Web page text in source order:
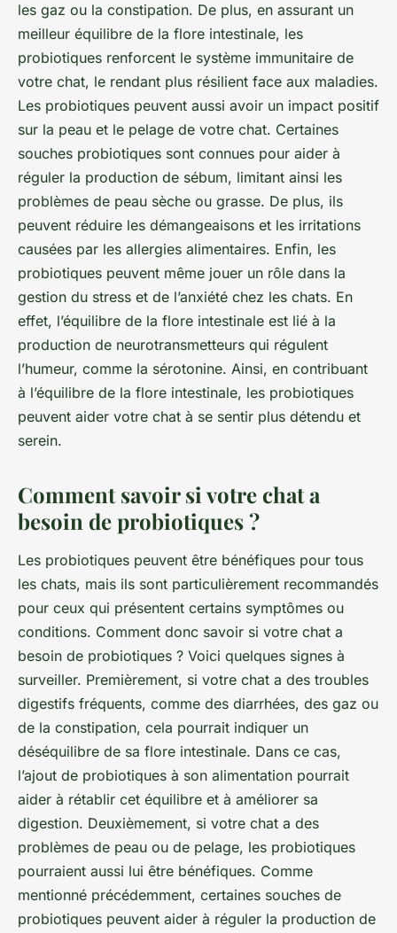
les gaz ou la constipation. De plus, en assurant un
meilleur équilibre de la flore intestinale, les
probiotiques renforcent le système immunitaire de
votre chat, le rendant plus résilient face aux maladies.
Les probiotiques peuvent aussi avoir un impact positif
sur la peau et le pelage de votre chat. Certaines
souches probiotiques sont connues pour aider à
réguler la production de sébum, limitant ainsi les
problèmes de peau sèche ou grasse. De plus, ils
peuvent réduire les démangeaisons et les irritations
causées par les allergies alimentaires. Enfin, les
probiotiques peuvent même jouer un rôle dans la
gestion du stress et de l’anxiété chez les chats. En
effet, l’équilibre de la flore intestinale est lié à la
production de neurotransmetteurs qui régulent
l’humeur, comme la sérotonine. Ainsi, en contribuant
à l’équilibre de la flore intestinale, les probiotiques
peuvent aider votre chat à se sentir plus détendu et
serein.
Comment savoir si votre chat a
besoin de probiotiques ?
Les probiotiques peuvent être bénéfiques pour tous
les chats, mais ils sont particulièrement recommandés
pour ceux qui présentent certains symptômes ou
conditions. Comment donc savoir si votre chat a
besoin de probiotiques ? Voici quelques signes à
surveiller. Premièrement, si votre chat a des troubles
digestifs fréquents, comme des diarrhées, des gaz ou
de la constipation, cela pourrait indiquer un
déséquilibre de sa flore intestinale. Dans ce cas,
l’ajout de probiotiques à son alimentation pourrait
aider à rétablir cet équilibre et à améliorer sa
digestion. Deuxièmement, si votre chat a des
problèmes de peau ou de pelage, les probiotiques
pourraient aussi lui être bénéfiques. Comme
mentionné précédemment, certaines souches de
probiotiques peuvent aider à réguler la production de